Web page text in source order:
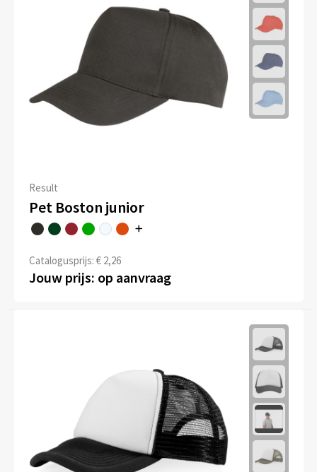
Result
Pet Boston junior
Catalogusprijs: € 2,26
Jouw prijs: op aanvraag